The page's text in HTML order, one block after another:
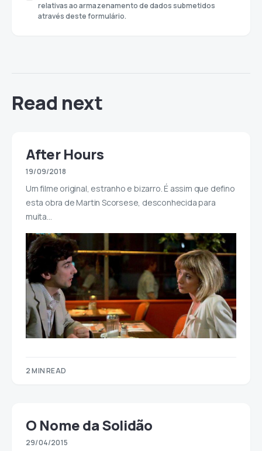
relativas ao armazenamento de dados submetidos
através deste formulário.
Read next
After Hours
19/09/2018
Um filme original, estranho e bizarro. É assim que defino
esta obra de Martin Scorsese, desconhecida para
muita…
2 MIN READ
O Nome da Solidão
29/04/2015